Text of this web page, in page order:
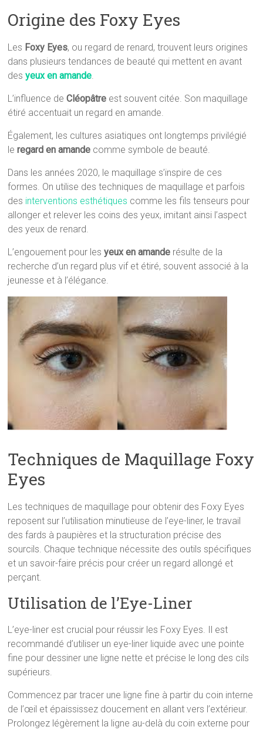
Origine des Foxy Eyes
Les Foxy Eyes, ou regard de renard, trouvent leurs origines
dans plusieurs tendances de beauté qui mettent en avant
desyeux en amande.
L’influence deCléopâtre est souvent citée. Son maquillage
étiré accentuait un regard en amande.
Également, les cultures asiatiques ont longtemps privilégié
leregard en amande comme symbole de beauté.
Dans les années 2020, le maquillage s’inspire de ces
formes. On utilise des techniques de maquillage et parfois
des interventions esthétiques comme les fils tenseurs pour
allonger et relever les coins des yeux, imitant ainsi l’aspect
des yeux de renard.
L’engouement pour lesyeux en amande résulte de la
recherche d’un regard plus vif et étiré, souvent associé à la
jeunesse et à l’élégance.
Techniques de Maquillage Foxy
Eyes
Les techniques de maquillage pour obtenir des Foxy Eyes
reposent sur l’utilisation minutieuse de l’eye-liner, le travail
des fards à paupières et la structuration précise des
sourcils. Chaque technique nécessite des outils spécifiques
et un savoir-faire précis pour créer un regard allongé et
perçant.
Utilisation de l’Eye-Liner
L’eye-liner est crucial pour réussir les Foxy Eyes. Il est
recommandé d’utiliser un eye-liner liquide avec une pointe
fine pour dessiner une ligne nette et précise le long des cils
supérieurs.
Commencez par tracer une ligne fine à partir du coin interne
de l’œil et épaississez doucement en allant vers l’extérieur.
Prolongez légèrement la ligne au-delà du coin externe pour